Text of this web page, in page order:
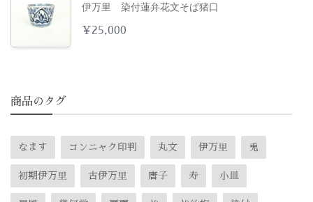
伊万里 染付蓮弁花文そば猪口
¥ 25,000
商品のタグ
なます コンニャク印判 丸文 伊万里 兎
初期伊万里 古伊万里 唐子 寿 小皿